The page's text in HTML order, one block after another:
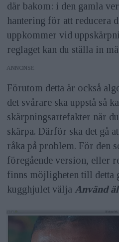
där bakom: i den gamla
hantering för att reducera
uppkommer vid
reglaget kan du ställa in
ANNONS
Förutom detta är också
det svårare ska uppstå så
skärpningsartefakter när
skärpa. Därför ska det gå
råka på problem. För den
föregående version, eller
finns möjligheten till detta
kugghjulet välja Använd